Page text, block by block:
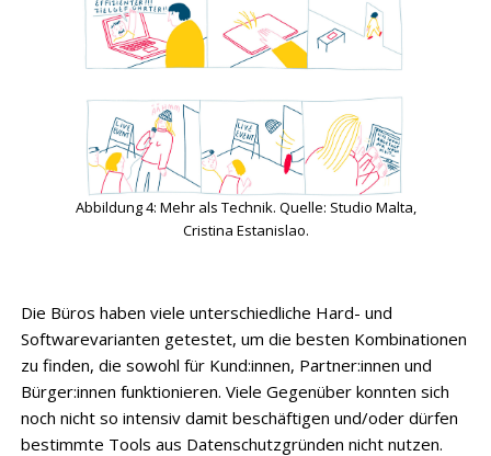
Abbildung 4: Mehr als Technik. Quelle: Studio Malta,
Cristina Estanislao.
Die Büros haben viele unterschiedliche Hard- und
Softwarevarianten getestet, um die besten Kombinationen
zu finden, die sowohl für Kund:innen, Partner:innen und
Bürger:innen funktionieren. Viele Gegenüber konnten sich
noch nicht so intensiv damit beschäftigen und/oder dürfen
bestimmte Tools aus Datenschutzgründen nicht nutzen.